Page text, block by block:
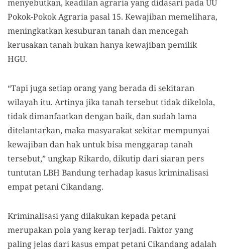
menyebutkan, keadilan agraria yang didasari pada UU
Pokok-Pokok Agraria pasal 15. Kewajiban memelihara,
meningkatkan kesuburan tanah dan mencegah
kerusakan tanah bukan hanya kewajiban pemilik
HGU.
“Tapi juga setiap orang yang berada di sekitaran
wilayah itu. Artinya jika tanah tersebut tidak dikelola,
tidak dimanfaatkan dengan baik, dan sudah lama
ditelantarkan, maka masyarakat sekitar mempunyai
kewajiban dan hak untuk bisa menggarap tanah
tersebut,” ungkap Rikardo, dikutip dari siaran pers
tuntutan LBH Bandung terhadap kasus kriminalisasi
empat petani Cikandang.
Kriminalisasi yang dilakukan kepada petani
merupakan pola yang kerap terjadi. Faktor yang
paling jelas dari kasus empat petani Cikandang adalah